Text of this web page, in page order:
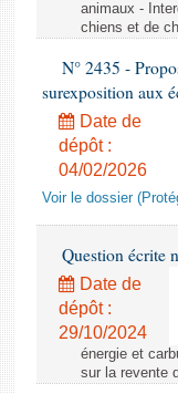
animaux -
chiens et de
N° 2435 -
surexposition aux
Date de
dépôt :
04/02/2026
Voir le dossier
Question écrite
Date de
dépôt :
29/10/2024
énergie et
sur la revente